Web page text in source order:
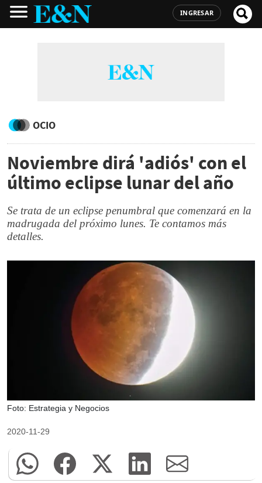
INGRESAR
OCIO
Noviembre dirá 'adiós' con el
último eclipse lunar del año
Se trata de un eclipse penumbral que comenzará en la
madrugada del próximo lunes. Te contamos más
detalles.
Foto: Estrategia y Negocios
2020-11-29